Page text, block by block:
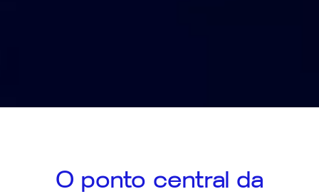
O ponto central da